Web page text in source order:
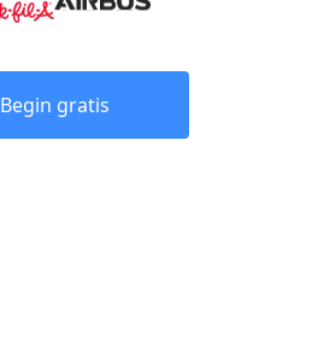
Begin gratis